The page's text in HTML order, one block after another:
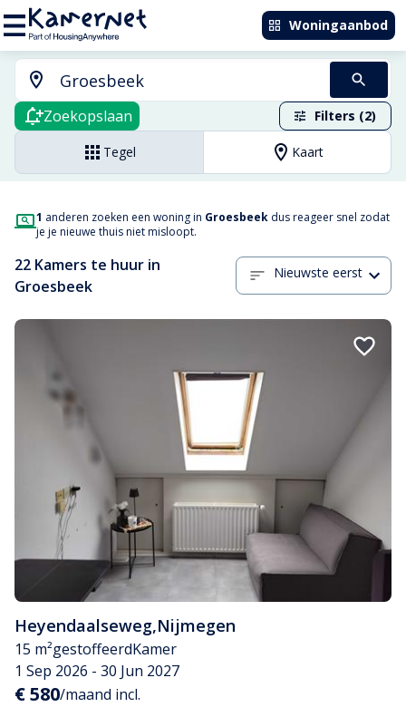
Woningaanbod
Zoekopslaan Filters (2)
Tegel Kaart
1 anderen zoeken een woning in Groesbeek dus reageer snel zodat
je je nieuwe thuis niet misloopt.
22 Kamers te huur in
Groesbeek
Nieuwste eerst
Heyendaalseweg,Nijmegen
15 m²gestoffeerdKamer
1 Sep 2026 - 30 Jun 2027
€ 580/maand incl.